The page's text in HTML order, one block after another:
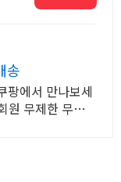
송
팡에서 만나보세
무제한 무료배